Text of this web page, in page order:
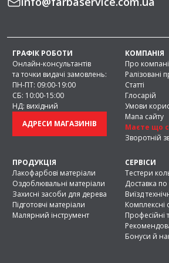
Інтер’єрні
призначення
Перш за все, будь-
внутрішніх робіт має
нетоксичною. Саме
інтер’єрних ЛФМ є
містять розчинників
запахом. Вони
зберігають
Залежно від
представлені
стель, підлог, а також
наприклад фарби для
впливає на
характеризуватися
та дошок
КОМПАНІЯ
Про
Ралізовані
Статті
Глосарій
Умови
Мапа сайту
Маєте що
Зворотній
ПРОДУКЦІЯ
Лакофарбові матеріали
Оздоблювальні матеріали
Захисні засоби для дерева
Підготовчі матеріали
Малярний інструмент
СЕРВІСИ
Тестери
Доставка по
Виїзд
Комплексні
Професійні
Бонуси й
ГРАФІК РОБОТИ
Онлайн-консультантів
та точки видачі замовлень:
ПН-ПТ: 09:00-19:00
СБ: 10:00-15:00
НД: вихідний
АДРЕСИ МАГАЗИНІВ